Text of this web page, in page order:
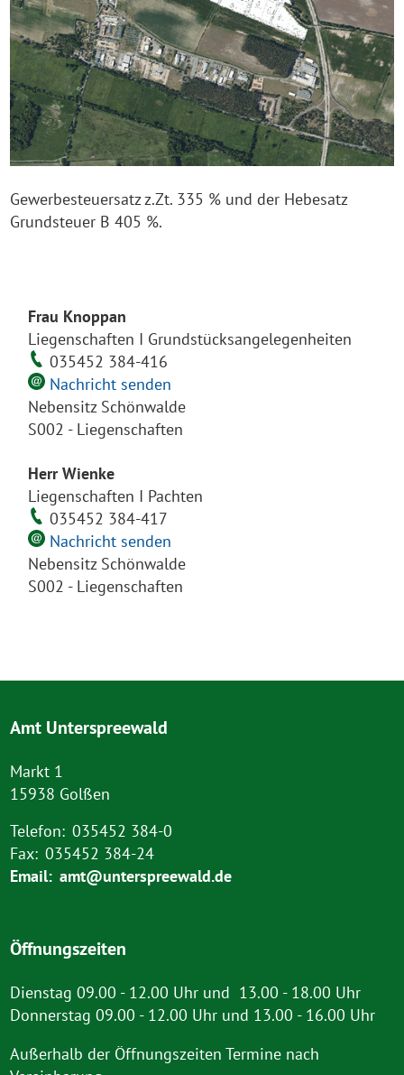
Gewerbesteuersatz z.Zt. 335 % und der Hebesatz
Grundsteuer B 405 %.
Frau Knoppan
Liegenschaften I Grundstücksangelegenheiten
035452 384-416
Nachricht senden
Nebensitz Schönwalde
S002 - Liegenschaften
Herr Wienke
Liegenschaften I Pachten
035452 384-417
Nachricht senden
Nebensitz Schönwalde
S002 - Liegenschaften
Amt Unterspreewald
Markt 1
15938 Golßen
Telefon: 035452 384-0
Fax: 035452 384-24
Email: amt@unterspreewald.de
Öffnungszeiten
Dienstag 09.00 - 12.00 Uhr und 13.00 - 18.00 Uhr
Donnerstag 09.00 - 12.00 Uhr und 13.00 - 16.00 Uhr
Außerhalb der Öffnungszeiten Termine nach